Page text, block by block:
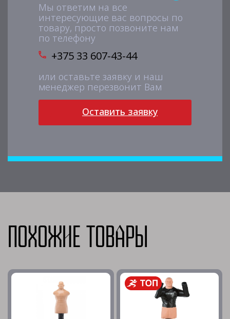
Мы ответим на все
интересующие вас вопросы по
товару, просто позвоните нам
по телефону
+375 33 607-43-44
или оставьте заявку и наш
менеджер перезвонит Вам
Оставить заявку
Похожие товары